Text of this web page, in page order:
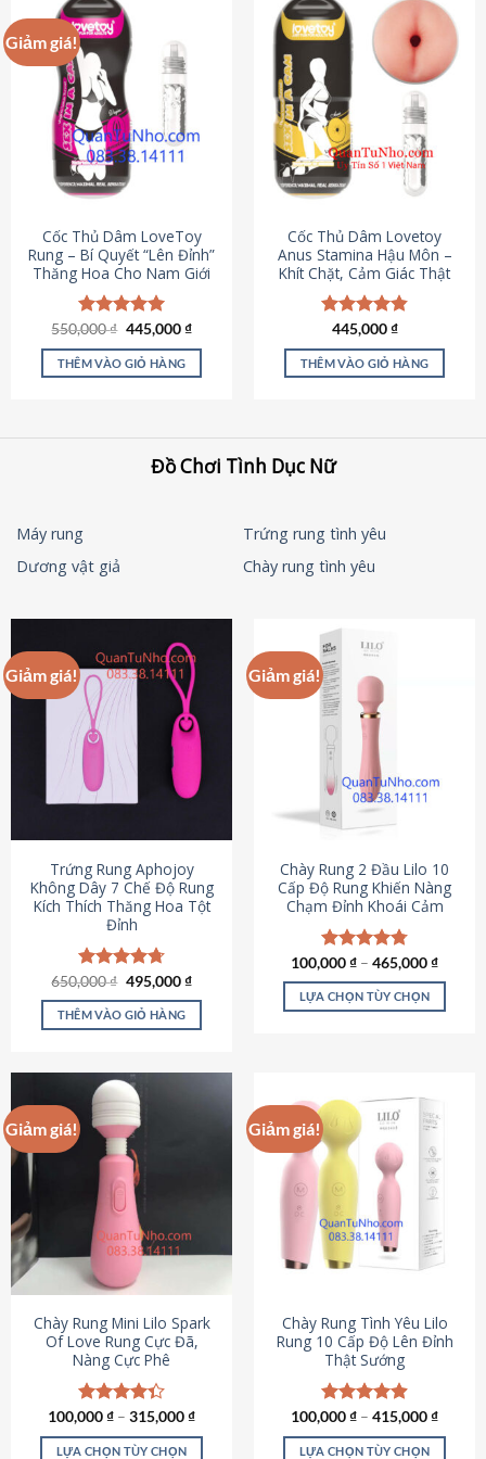
Giảm giá!
Cốc Thủ Dâm LoveToy
Rung – Bí Quyết “Lên Đỉnh”
Thăng Hoa Cho Nam Giới
Được xếp
hạng5.00
5 sao
550,000₫ Giá
là:
550,000 ₫.
445,000₫Giá
tại
THÊM VÀO GIỎ HÀNG
Cốc Thủ Dâm Lovetoy
Anus Stamina Hậu Môn –
Khít Chặt, Cảm Giác Thật
Được xếp
hạng4.84
5 sao
445,000₫
THÊM VÀO GIỎ HÀNG
Đồ Chơi Tình Dục Nữ
Máy rung
Trứng rung tình yêu
Dương vật giả
Chày rung tình yêu
Giảm giá!
Trứng Rung Aphojoy
Không Dây 7 Chế Độ Rung
Kích Thích Thăng Hoa Tột
Đỉnh
Được xếp
hạng4.72
5 sao
650,000₫ Giá
là:
650,000 ₫.
495,000₫Giá
tại
495,000 ₫.
THÊM VÀO GIỎ HÀNG
Giảm giá!
Chày Rung 2 Đầu Lilo 10
Cấp Độ Rung Khiến Nàng
Chạm Đỉnh Khoái Cảm
Được xếp
hạng4.80
5 sao
100,000₫ – 465,000₫
LỰA CHỌN TÙY CHỌN
nhiều
biến
thể.
Các
chọn
thể
chọn
trên
trang
sản
phẩm
Giảm giá!
Chày Rung Mini Lilo Spark
Of Love Rung Cực Đã,
Nàng Cực Phê
Được xếp
hạng4.33
5 sao
100,000₫ – 315,000₫
LỰA CHỌN TÙY CHỌN
Giảm giá!
Chày Rung Tình Yêu Lilo
Rung 10 Cấp Độ Lên Đỉnh
Thật Sướng
Được xếp
hạng4.94
5 sao
100,000₫ – 415,000₫
LỰA CHỌN TÙY CHỌN